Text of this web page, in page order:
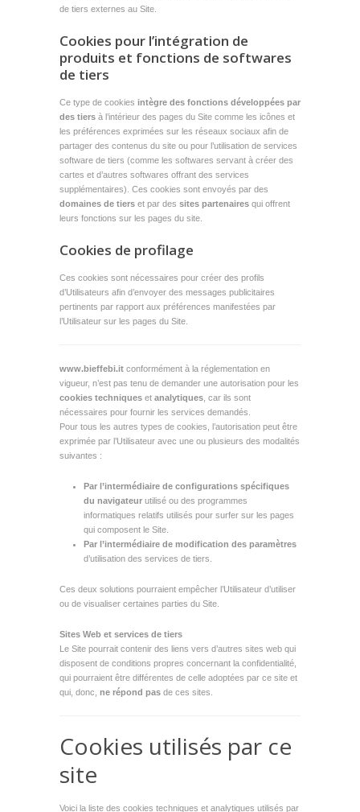
de tiers externes au Site.
Cookies pour l’intégration de
produits et fonctions de softwares
de tiers
Ce type de cookies intègre des fonctions développées par
des tiers à l’intérieur des pages du Site comme les icônes et
les préférences exprimées sur les réseaux sociaux afin de
partager des contenus du site ou pour l’utilisation de services
software de tiers (comme les softwares servant à créer des
cartes et d’autres softwares offrant des services
supplémentaires). Ces cookies sont envoyés par des
domaines de tiers et par des sites partenaires qui offrent
leurs fonctions sur les pages du site.
Cookies de profilage
Ces cookies sont nécessaires pour créer des profils
d’Utilisateurs afin d’envoyer des messages publicitaires
pertinents par rapport aux préférences manifestées par
l’Utilisateur sur les pages du Site.
www.bieffebi.it conformément à la réglementation en
vigueur, n’est pas tenu de demander une autorisation pour les
cookies techniques et analytiques , car ils sont
nécessaires pour fournir les services demandés.
Pour tous les autres types de cookies, l’autorisation peut être
exprimée par l’Utilisateur avec une ou plusieurs des modalités
suivantes :
Par l’intermédiaire de configurations spécifiques
du navigateur utilisé ou des programmes
informatiques relatifs utilisés pour surfer sur les pages
qui composent le Site.
Par l’intermédiaire de modification des paramètres
d’utilisation des services de tiers.
Ces deux solutions pourraient empêcher l’Utilisateur d’utiliser
ou de visualiser certaines parties du Site.
Sites Web et services de tiers
Le Site pourrait contenir des liens vers d’autres sites web qui
disposent de conditions propres concernant la confidentialité,
qui pourraient être différentes de celle adoptées par ce site et
qui, donc, ne répond pas de ces sites.
Cookies utilisés par ce
site
Voici la liste des cookies techniques et analytiques utilisés par